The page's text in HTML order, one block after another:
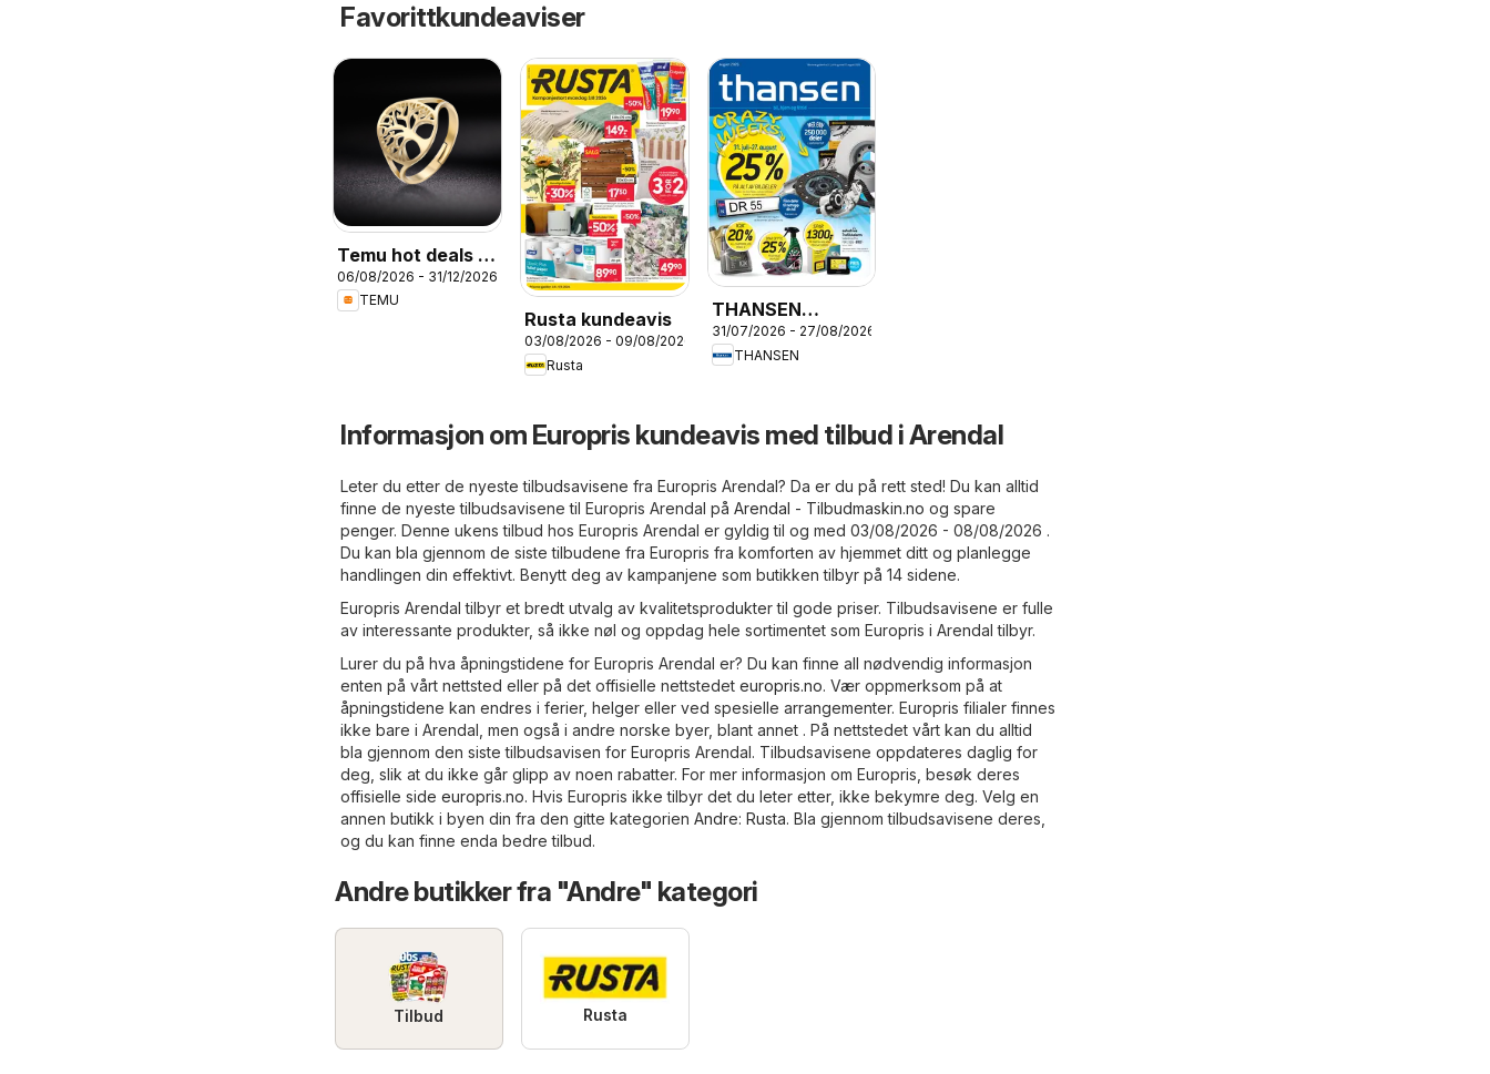
Favorittkundeaviser
Temu hot deals –
Norway
06/08/2026 - 31/12/2026
TEMU
Rusta kundeavis
03/08/2026 - 09/08/2026
Rusta
THANSEN
kundeavis
31/07/2026 - 27/08/2026
THANSEN
Informasjon om Europris kundeavis med tilbud i Arendal
Leter du etter de nyeste tilbudsavisene fra Europris Arendal? Da er du på rett sted! Du kan alltid
finne de nyeste tilbudsavisene til Europris Arendal på Arendal - Tilbudmaskin.no og spare
penger. Denne ukens tilbud hos Europris Arendal er gyldig til og med 03/08/2026 - 08/08/2026 .
Du kan bla gjennom de siste tilbudene fra Europris fra komforten av hjemmet ditt og planlegge
handlingen din effektivt. Benytt deg av kampanjene som butikken tilbyr på 14 sidene.
Europris Arendal tilbyr et bredt utvalg av kvalitetsprodukter til gode priser. Tilbudsavisene er fulle
av interessante produkter, så ikke nøl og oppdag hele sortimentet som Europris i Arendal tilbyr.
Lurer du på hva åpningstidene for Europris Arendal er? Du kan finne all nødvendig informasjon
enten på vårt nettsted eller på det offisielle nettstedet europris.no. Vær oppmerksom på at
åpningstidene kan endres i ferier, helger eller ved spesielle arrangementer. Europris filialer finnes
ikke bare i Arendal, men også i andre norske byer, blant annet . På nettstedet vårt kan du alltid
bla gjennom den siste tilbudsavisen for Europris Arendal. Tilbudsavisene oppdateres daglig for
deg, slik at du ikke går glipp av noen rabatter. For mer informasjon om Europris, besøk deres
offisielle side europris.no. Hvis Europris ikke tilbyr det du leter etter, ikke bekymre deg. Velg en
annen butikk i byen din fra den gitte kategorien Andre: Rusta. Bla gjennom tilbudsavisene deres,
og du kan finne enda bedre tilbud.
Andre butikker fra "Andre" kategori
Tilbud Rusta